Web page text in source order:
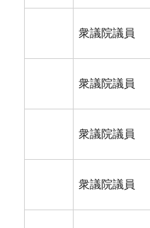
衆議院議員
衆議院議員
衆議院議員
衆議院議員